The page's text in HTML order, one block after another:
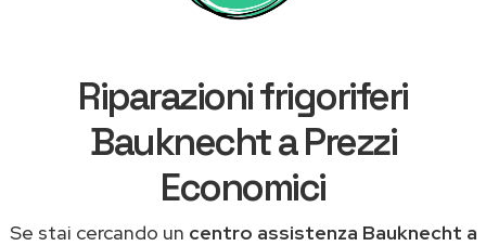
Riparazioni frigoriferi
Bauknecht a Prezzi
Economici
Se stai cercando un centro assistenza Bauknecht a